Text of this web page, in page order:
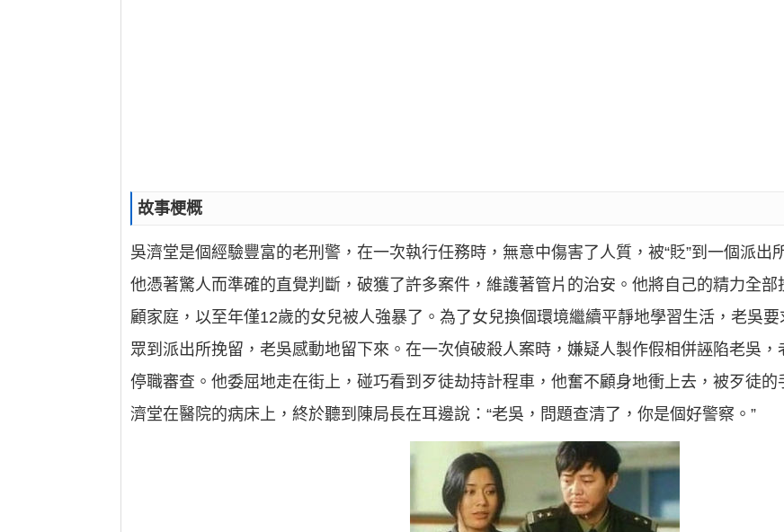
故事梗概
吳濟堂是個經驗豐富的老刑警，在一次執行任務時，無意中傷害了人質，被“貶”到一個派出
他憑著驚人而準確的直覺判斷，破獲了許多案件，維護著管片的治安。他將自己的精力全
顧家庭，以至年僅12歲的女兒被人強暴了。為了女兒換個環境繼續平靜地學習生活，老吳
眾到派出所挽留，老吳感動地留下來。在一次偵破殺人案時，嫌疑人製作假相併誣陷老吳
停職審查。他委屈地走在街上，碰巧看到歹徒劫持計程車，他奮不顧身地衝上去，被歹徒
濟堂在醫院的病床上，終於聽到陳局長在耳邊說：“老吳，問題查清了，你是個好警察。”